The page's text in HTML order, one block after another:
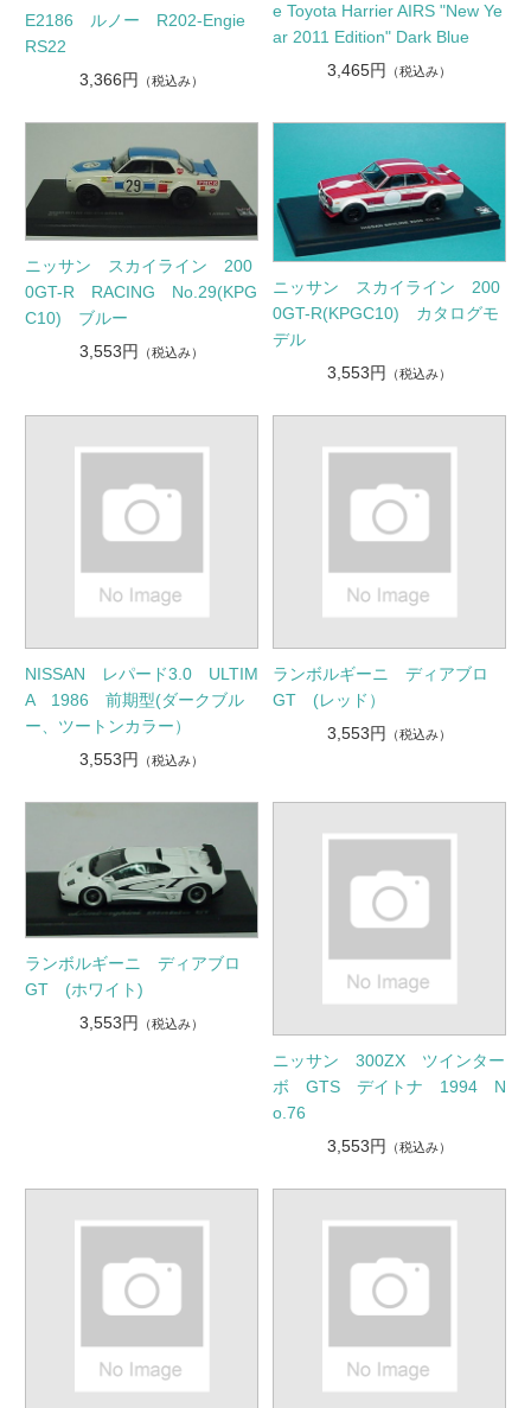
E2186 ルノー R202-Engie
RS22
3,366円
（税込み）
e Toyota Harrier AIRS "New Ye
ar 2011 Edition" Dark Blue
3,465円
（税込み）
ニッサン スカイライン 200
0GT-R RACING No.29(KPG
C10) ブルー
3,553円
（税込み）
ニッサン スカイライン 200
0GT-R(KPGC10) カタログモ
デル
3,553円
（税込み）
NISSAN レパード3.0 ULTIM
A 1986 前期型(ダークブル
ー、ツートンカラー）
3,553円
（税込み）
ランボルギーニ ディアブロ
GT (レッド）
3,553円
（税込み）
ランボルギーニ ディアブロ
GT (ホワイト)
3,553円
（税込み）
ニッサン 300ZX ツインター
ボ GTS デイトナ 1994 N
o.76
3,553円
（税込み）